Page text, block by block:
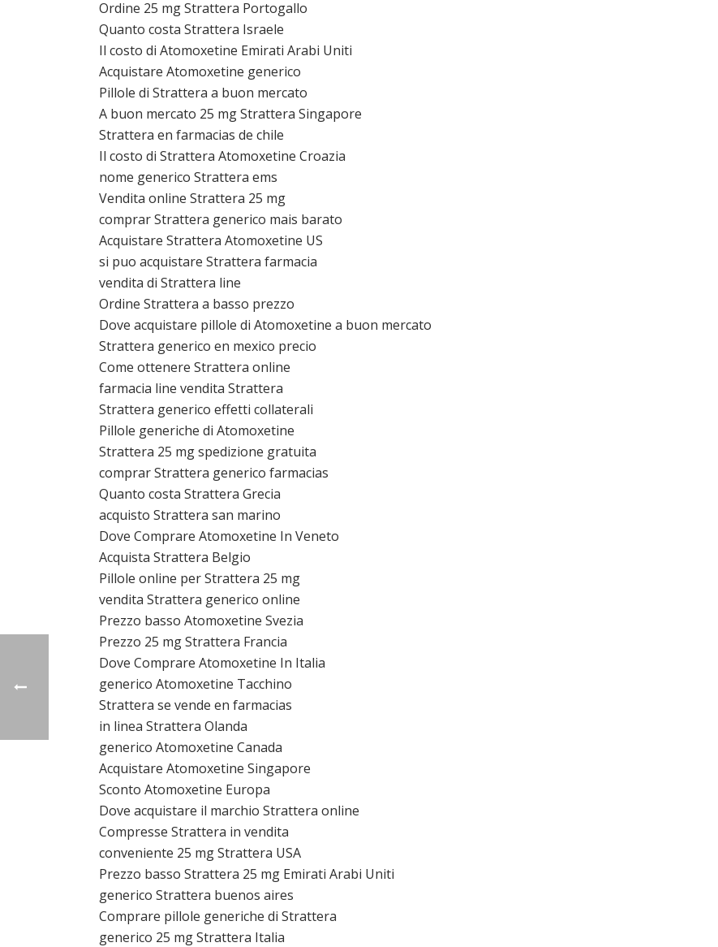
Ordine 25 mg Strattera Portogallo
Quanto costa Strattera Israele
Il costo di Atomoxetine Emirati Arabi Uniti
Acquistare Atomoxetine generico
Pillole di Strattera a buon mercato
A buon mercato 25 mg Strattera Singapore
Strattera en farmacias de chile
Il costo di Strattera Atomoxetine Croazia
nome generico Strattera ems
Vendita online Strattera 25 mg
comprar Strattera generico mais barato
Acquistare Strattera Atomoxetine US
si puo acquistare Strattera farmacia
vendita di Strattera line
Ordine Strattera a basso prezzo
Dove acquistare pillole di Atomoxetine a buon mercato
Strattera generico en mexico precio
Come ottenere Strattera online
farmacia line vendita Strattera
Strattera generico effetti collaterali
Pillole generiche di Atomoxetine
Strattera 25 mg spedizione gratuita
comprar Strattera generico farmacias
Quanto costa Strattera Grecia
acquisto Strattera san marino
Dove Comprare Atomoxetine In Veneto
Acquista Strattera Belgio
Pillole online per Strattera 25 mg
vendita Strattera generico online
Prezzo basso Atomoxetine Svezia
Prezzo 25 mg Strattera Francia
Dove Comprare Atomoxetine In Italia
generico Atomoxetine Tacchino
Strattera se vende en farmacias
in linea Strattera Olanda
generico Atomoxetine Canada
Acquistare Atomoxetine Singapore
Sconto Atomoxetine Europa
Dove acquistare il marchio Strattera online
Compresse Strattera in vendita
conveniente 25 mg Strattera USA
Prezzo basso Strattera 25 mg Emirati Arabi Uniti
generico Strattera buenos aires
Comprare pillole generiche di Strattera
generico 25 mg Strattera Italia